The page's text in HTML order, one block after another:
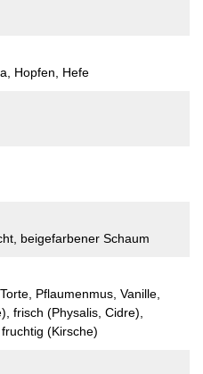
Hopfen, Hefe
beigefarbener Schaum
Pflaumenmus, Vanille,
frisch (Physalis, Cidre),
(Kirsche)